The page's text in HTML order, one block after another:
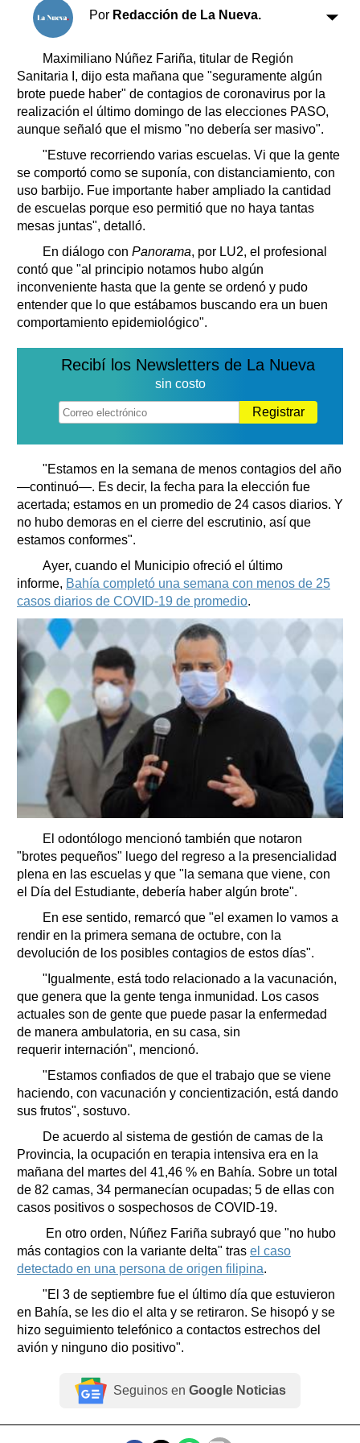
Clasificados
Horóscopo
Suplementos
Servicios
Farmacias
Transportes
Loterías
Fúnebres
Edictos
Teléfonos de urgencia
Por Redacción de La Nueva.
Maximiliano Núñez Fariña, titular de Región
Sanitaria I, dijo esta mañana que "seguramente algún
brote puede haber" de contagios de coronavirus por la
realización el último domingo de las elecciones PASO,
aunque señaló que el mismo "no debería ser masivo".
"Estuve recorriendo varias escuelas. Vi que la gente
se comportó como se suponía, con distanciamiento, con
uso barbijo. Fue importante haber ampliado la cantidad
de escuelas porque eso permitió que no haya tantas
mesas juntas", detalló.
En diálogo con Panorama, por LU2, el profesional
contó que "al principio notamos hubo algún
inconveniente hasta que la gente se ordenó y pudo
entender que lo que estábamos buscando era un buen
comportamiento epidemiológico".
Recibí los Newsletters de La Nueva
sin costo
Registrar
"Estamos en la semana de menos contagios del año
—continuó—. Es decir, la fecha para la elección fue
acertada; estamos en un promedio de 24 casos diarios. Y
no hubo demoras en el cierre del escrutinio, así que
estamos conformes".
Ayer, cuando el Municipio ofreció el último
informe, Bahía completó una semana con menos de 25
casos diarios de COVID-19 de promedio.
El odontólogo mencionó también que notaron
"brotes pequeños" luego del regreso a la presencialidad
plena en las escuelas y que "la semana que viene, con
el Día del Estudiante, debería haber algún brote".
En ese sentido, remarcó que "el examen lo vamos a
rendir en la primera semana de octubre, con la
devolución de los posibles contagios de estos días".
"Igualmente, está todo relacionado a la vacunación,
que genera que la gente tenga inmunidad. Los casos
actuales son de gente que puede pasar la enfermedad
de manera ambulatoria, en su casa, sin
requerir internación", mencionó.
"Estamos confiados de que el trabajo que se viene
haciendo, con vacunación y concientización, está dando
sus frutos", sostuvo.
De acuerdo al sistema de gestión de camas de la
Provincia, la ocupación en terapia intensiva era en la
mañana del martes del 41,46 % en Bahía. Sobre un total
de 82 camas, 34 permanecían ocupadas; 5 de ellas con
casos positivos o sospechosos de COVID-19.
En otro orden, Núñez Fariña subrayó que "no hubo
más contagios con la variante delta" tras el caso
detectado en una persona de origen filipina.
"El 3 de septiembre fue el último día que estuvieron
en Bahía, se les dio el alta y se retiraron. Se hisopó y se
hizo seguimiento telefónico a contactos estrechos del
avión y ninguno dio positivo".
Seguinos en Google Noticias